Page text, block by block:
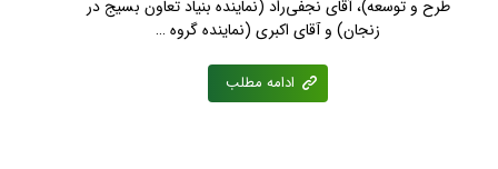
طرح و توسعه)، آقای نجفی‌راد (نماینده بنیاد تعاون بسیج در
زنجان) و آقای اکبری (نماینده گروه …
ادامه مطلب